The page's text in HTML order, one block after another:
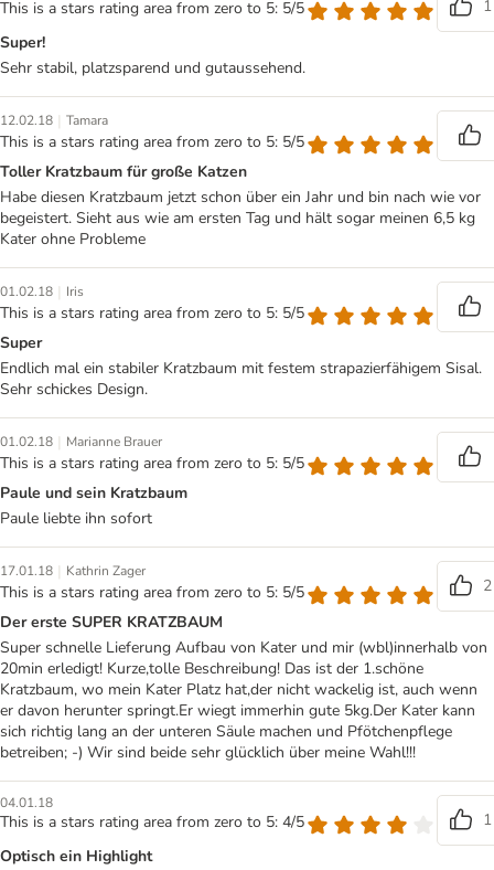
This is a stars rating area from zero to 5: 5/5
1
Super!
Sehr stabil, platzsparend und gutaussehend.
12.02.18 | Tamara
This is a stars rating area from zero to 5: 5/5
Toller Kratzbaum für große Katzen
Habe diesen Kratzbaum jetzt schon über ein Jahr und bin nach wie vor
begeistert. Sieht aus wie am ersten Tag und hält sogar meinen 6,5 kg
Kater ohne Probleme
01.02.18 | Iris
This is a stars rating area from zero to 5: 5/5
Super
Endlich mal ein stabiler Kratzbaum mit festem strapazierfähigem Sisal.
Sehr schickes Design.
01.02.18 | Marianne Brauer
This is a stars rating area from zero to 5: 5/5
Paule und sein Kratzbaum
Paule liebte ihn sofort
17.01.18 | Kathrin Zager
This is a stars rating area from zero to 5: 5/5
2
Der erste SUPER KRATZBAUM
Super schnelle Lieferung Aufbau von Kater und mir (wbl)innerhalb von
20min erledigt! Kurze,tolle Beschreibung! Das ist der 1.schöne
Kratzbaum, wo mein Kater Platz hat,der nicht wackelig ist, auch wenn
er davon herunter springt.Er wiegt immerhin gute 5kg.Der Kater kann
sich richtig lang an der unteren Säule machen und Pfötchenpflege
betreiben; -) Wir sind beide sehr glücklich über meine Wahl!!!
04.01.18
This is a stars rating area from zero to 5: 4/5
1
Optisch ein Highlight